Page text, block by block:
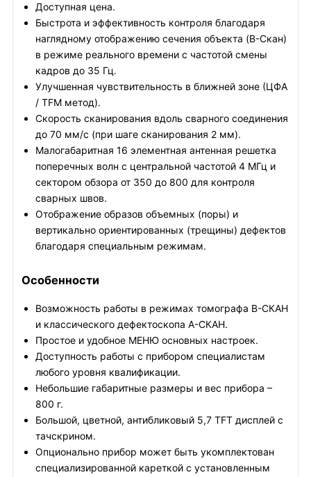
Доступная цена.
Быстрота и эффективность контроля благодаря
наглядному отображению сечения объекта (B-Скан)
в режиме реального времени с частотой смены
кадров до 35 Гц.
Улучшенная чувствительность в ближней зоне (ЦФА
/ TFM метод).
Скорость сканирования вдоль сварного соединения
до 70 мм/с (при шаге сканирования 2 мм).
Малогабаритная 16 элементная антенная решетка
поперечных волн с центральной частотой 4 МГц и
сектором обзора от 350 до 800 для контроля
сварных швов.
Отображение образов объемных (поры) и
вертикально ориентированных (трещины) дефектов
благодаря специальным режимам.
Особенности
Возможность работы в режимах томографа В-СКАН
и классического дефектоскопа А-СКАН.
Простое и удобное МЕНЮ основных настроек.
Доступность работы с прибором специалистам
любого уровня квалификации.
Небольшие габаритные размеры и вес прибора –
800 г.
Большой, цветной, антибликовый 5,7 TFT дисплей с
тачскрином.
Опционально прибор может быть укомплектован
специализированной кареткой с установленным